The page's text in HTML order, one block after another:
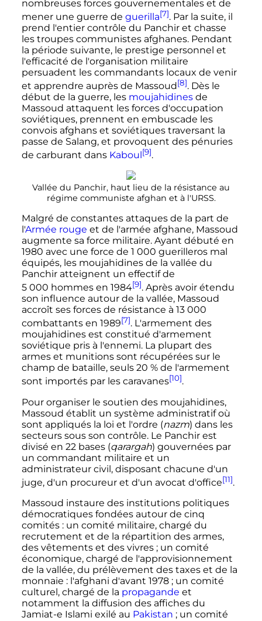
nombreuses forces gouvernementales et de
mener une guerre de guerilla[7]. Par la suite, il
prend l'entier contrôle du Panchir et chasse
les troupes communistes afghanes. Pendant
la période suivante, le prestige personnel et
l'efficacité de l'organisation militaire
persuadent les commandants locaux de venir
et apprendre auprès de Massoud[8]. Dès le
début de la guerre, les moujahidinesde
Massoud attaquent les forces d'occupation
soviétiques, prennent en embuscade les
convois afghans et soviétiques traversant la
passe de Salang, et provoquent des pénuries
de carburant dans Kaboul [9].
Vallée du Panchir, haut lieu de la résistance au
régime communiste afghan et à l'URSS.
Malgré de constantes attaques de la part de
l'Armée rouge et de l'armée afghane, Massoud
augmente sa force militaire. Ayant débuté en
1980 avec une force de 1 000 guerilleros mal
équipés, les moujahidines de la vallée du
Panchir atteignent un effectif de
5 000 hommesen 1984[9]. Après avoir étendu
son influence autour de la vallée, Massoud
accroît ses forces de résistance à 13 000
combattants en 1989[7]. L'armement des
moujahidines est constitué d'armement
soviétique pris à l'ennemi. La plupart des
armes et munitions sont récupérées sur le
champ de bataille, seuls 20 % de l'armement
sont importés par les caravanes[10].
Pour organiser le soutien des moujahidines,
Massoud établit un système administratif où
sont appliqués la loi et l'ordre (nazm) dans les
secteurs sous son contrôle. Le Panchir est
divisé en 22 bases (qarargah) gouvernées par
un commandant militaire et un
administrateur civil, disposant chacune d'un
juge, d'un procureur et d'un avocat d'office[11].
Massoud instaure des institutions politiques
démocratiques fondées autour de cinq
comités : un comité militaire, chargé du
recrutement et de la répartition des armes,
des vêtements et des vivres ; un comité
économique, chargé de l'approvisionnement
de la vallée, du prélèvement des taxes et de la
monnaie : l'afghani d'avant 1978 ; un comité
culturel, chargé de la propagande et
notamment la diffusion des affiches du
Jamiat-e Islami exilé au Pakistan ; un comité